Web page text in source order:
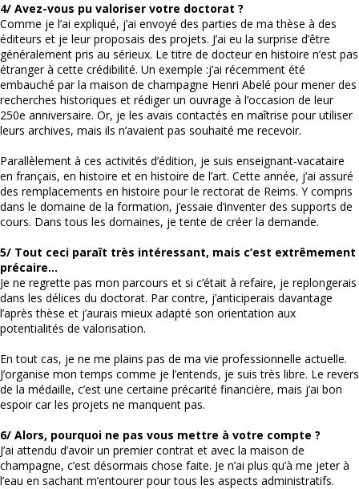
4/ Avez-vous pu valoriser votre doctorat ?
Comme je l’ai expliqué, j’ai envoyé des parties de ma thèse à des
éditeurs et je leur proposais des projets. J’ai eu la surprise d’être
généralement pris au sérieux. Le titre de docteur en histoire n’est pas
étranger à cette crédibilité. Un exemple :j’ai récemment été
embauché par la maison de champagne Henri Abelé pour mener des
recherches historiques et rédiger un ouvrage à l’occasion de leur
250e anniversaire. Or, je les avais contactés en maîtrise pour utiliser
leurs archives, mais ils n’avaient pas souhaité me recevoir.
Parallèlement à ces activités d’édition, je suis enseignant-vacataire
en français, en histoire et en histoire de l’art. Cette année, j’ai assuré
des remplacements en histoire pour le rectorat de Reims. Y compris
dans le domaine de la formation, j’essaie d’inventer des supports de
cours. Dans tous les domaines, je tente de créer la demande.
5/ Tout ceci paraît très intéressant, mais c’est extrêmement
précaire…
Je ne regrette pas mon parcours et si c’était à refaire, je replongerais
dans les délices du doctorat. Par contre, j’anticiperais davantage
l’après thèse et j’aurais mieux adapté son orientation aux
potentialités de valorisation.
En tout cas, je ne me plains pas de ma vie professionnelle actuelle.
J’organise mon temps comme je l’entends, je suis très libre. Le revers
de la médaille, c’est une certaine précarité financière, mais j’ai bon
espoir car les projets ne manquent pas.
6/ Alors, pourquoi ne pas vous mettre à votre compte ?
J’ai attendu d’avoir un premier contrat et avec la maison de
champagne, c’est désormais chose faite. Je n’ai plus qu’à me jeter à
l’eau en sachant m’entourer pour tous les aspects administratifs.